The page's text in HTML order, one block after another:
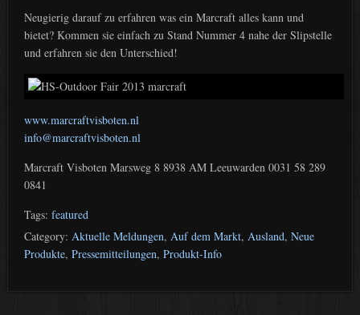
Neugierig darauf zu erfahren was ein Marcraft alles kann und
bietet? Kommen sie einfach zu Stand Nummer 4 nahe der Slipstelle
und erfahren sie den Unterschied!
www.marcraftvisboten.nl
info@marcraftvisboten.nl
Marcraft Visboten Marsweg 8 8938 AM Leeuwarden 0031 58 289
0841
Tags: featured
Category: Aktuelle Meldungen, Auf dem Markt, Ausland, Neue
Produkte, Pressemitteilungen, Produkt-Info